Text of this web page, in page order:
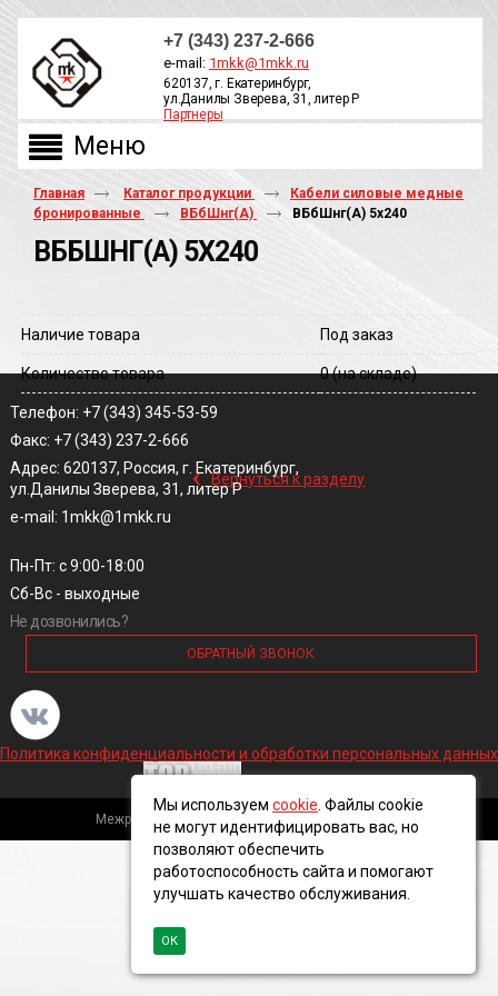
+7 (343) 237-2-666
e-mail: 1mkk@1mkk.ru
620137, г. Екатеринбург,
ул.Данилы Зверева, 31, литер Р
Партнеры
Главная Каталог продукции
Кабели силовые медные
бронированные
ВБбШнг(А) ВБбШнг(A) 5х240
ВББШНГ(A) 5Х240
Наличие товара Под заказ
Количество товара 0(на складе)
‹ Вернуться к разделу
Телефон: +7 (343) 345-53-59
Факс: +7 (343) 237-2-666
Адрес: 620137, Россия, г. Екатеринбург,
ул.Данилы Зверева, 31, литер Р
e-mail: 1mkk@1mkk.ru
Пн-Пт: с 9:00-18:00
Сб-Вс - выходные
Не дозвонились?
ОБРАТНЫЙ ЗВОНОК
Политика конфиденциальности и обработки персональных данных
Межрегиональная кабельная компания, 2016 ©
Мы используем cookie . Файлы cookie
не могут идентифицировать вас, но
позволяют обеспечить
работоспособность сайта и помогают
улучшать качество обслуживания.
ОК